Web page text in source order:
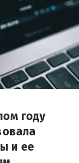
году
и ее